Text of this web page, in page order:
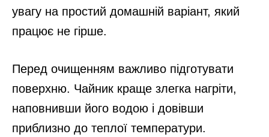
увагу на простий домашній варіант, який
працює не гірше.
Перед очищенням важливо підготувати
поверхню. Чайник краще злегка нагріти,
наповнивши його водою і довівши
приблизно до теплої температури.